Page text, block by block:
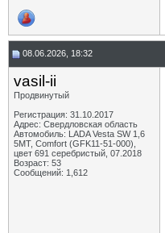
08.06.2026, 18:32
vasil-ii
Продвинутый
Регистрация: 31.10.2017
Адрес: Свердловская область
Автомобиль: LADA Vesta SW 1,6
5МТ, Comfort (GFK11-51-000),
цвет 691 серебристый, 07.2018
Возраст: 53
Сообщений: 1,612